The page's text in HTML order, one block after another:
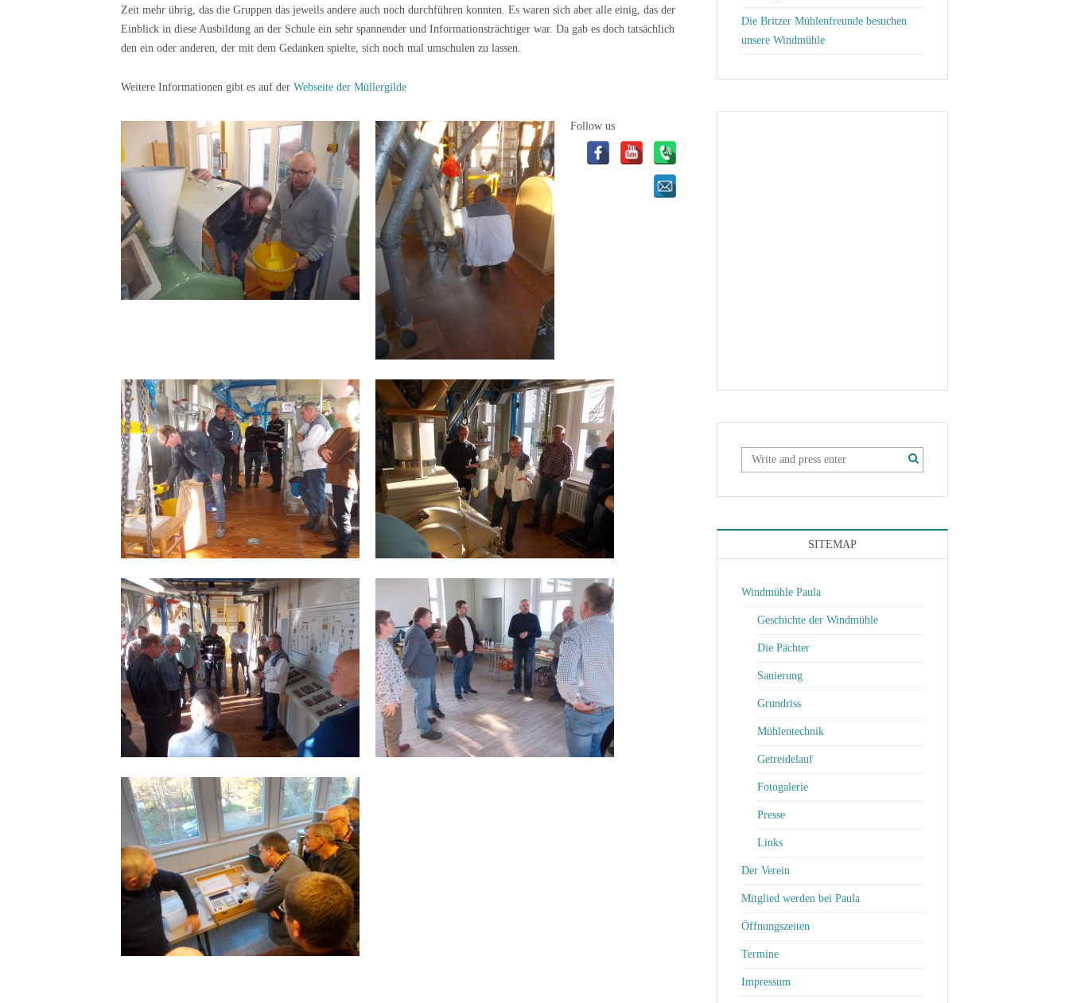
Zeit mehr übrig, das die Gruppen das jeweils andere auch noch durchführen konnten. Es waren sich aber alle einig, das der
Einblick in diese Ausbildung an der Schule ein sehr spannender und Informationsträchtiger war. Da gab es doch tatsächlich
den ein oder anderen, der mit dem Gedanken spielte, sich noch mal umschulen zu lassen.
Weitere Informationen gibt es auf der Webseite der Müllergilde
Follow us
Die Britzer Mühlenfreunde besuchen
unsere Windmühle
SITEMAP
Windmühle Paula
Geschichte der Windmühle
Die Pächter
Sanierung
Grundriss
Mühlentechnik
Getreidelauf
Fotogalerie
Presse
Links
Der Verein
Mitglied werden bei Paula
Öffnungszeiten
Termine
Impressum